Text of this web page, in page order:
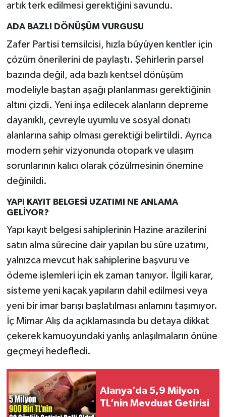
artık terk edilmesi gerektiğini savundu.
ADA BAZLI DÖNÜŞÜM VURGUSU
Zafer Partisi temsilcisi, hızla büyüyen kentler için
çözüm önerilerini de paylaştı. Şehirlerin parsel
bazında değil, ada bazlı kentsel dönüşüm
modeliyle baştan aşağı planlanması gerektiğinin
altını çizdi. Yeni inşa edilecek alanların depreme
dayanıklı, çevreyle uyumlu ve sosyal donatı
alanlarına sahip olması gerektiği belirtildi. Ayrıca
modern şehir vizyonunda otopark ve ulaşım
sorunlarının kalıcı olarak çözülmesinin önemine
değinildi.
YAPI KAYIT BELGESİ UZATIMI NE ANLAMA
GELİYOR?
Yapı kayıt belgesi sahiplerinin Hazine arazilerini
satın alma sürecine dair yapılan bu süre uzatımı,
yalnızca mevcut hak sahiplerine başvuru ve
ödeme işlemleri için ek zaman tanıyor. İlgili karar,
sisteme yeni kaçak yapıların dahil edilmesi veya
yeni bir imar barışı başlatılması anlamını taşımıyor.
İç Mimar Alış da açıklamasında bu detaya dikkat
çekerek kamuoyundaki yanlış anlaşılmaların önüne
geçmeyi hedefledi.
Alanya’da 5,9 Milyon
TL’nin Mevduat Getirisi